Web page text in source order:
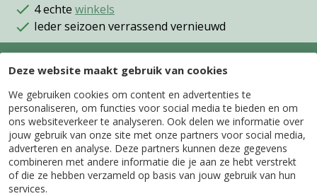
Deze website maakt gebruik van cookies
We gebruiken cookies om content en advertenties te
personaliseren, om functies voor social media te bieden en om
ons websiteverkeer te analyseren. Ook delen we informatie over
jouw gebruik van onze site met onze partners voor social media,
adverteren en analyse. Deze partners kunnen deze gegevens
combineren met andere informatie die je aan ze hebt verstrekt
of die ze hebben verzameld op basis van jouw gebruik van hun
services.
4 echte winkels
Ieder seizoen verrassend vernieuwd
Onze winkels
Klantenservice
Over Tuinland